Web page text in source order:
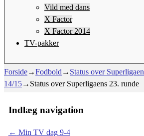
Vild med dans
X Factor
X Factor 2014
TV-pakker
Forside→Fodbold → Status over Superligaen
14/15→ Status over Superligaens 23. runde
Indlæg navigation
← Min TV dag 9-4